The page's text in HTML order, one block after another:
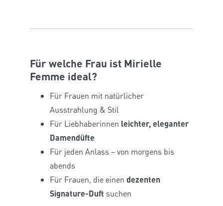
Für welche Frau ist Mirielle
Femme ideal?
Für Frauen mit natürlicher
Ausstrahlung & Stil
Für Liebhaberinnen leichter, eleganter
Damendüfte
Für jeden Anlass – von morgens bis
abends
Für Frauen, die einen dezenten
Signature-Duft suchen